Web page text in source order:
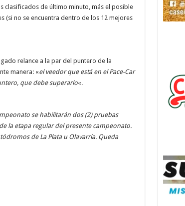
clasificados de último minuto, más el posible
(si no se encuentra dentro de los 12 mejores
relance a la par del puntero de la
manera: «el veedor que está en el Pace-Car
que debe superarlo«.
se habilitarán dos (2) pruebas
la etapa regular del presente campeonato.
de La Plata u Olavarría. Queda